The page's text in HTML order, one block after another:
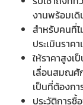
งานพร้อมเดิ
สำหรับคนที่ไ
ประเมินราค
ให้ราคาสูง
เลื่อนสมณศั
เป็นที่ต้องก
ประวัติการซื้